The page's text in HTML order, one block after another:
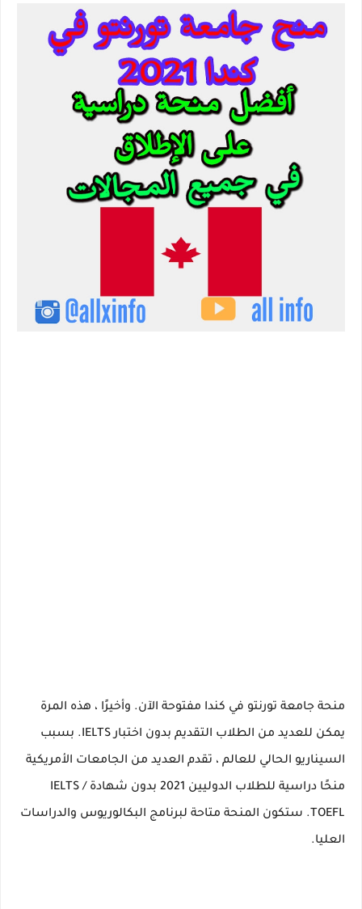
منحة جامعة تورنتو في كندا مفتوحة الآن. وأخيرًا ، هذه المرة
يمكن للعديد من الطلاب التقديم بدون اختبار IELTS. بسبب
السيناريو الحالي للعالم ، تقدم العديد من الجامعات الأمريكية
منحًا دراسية للطلاب الدوليين 2021 بدون شهادة IELTS /
TOEFL. ستكون المنحة متاحة لبرنامج البكالوريوس والدراسات
العليا.